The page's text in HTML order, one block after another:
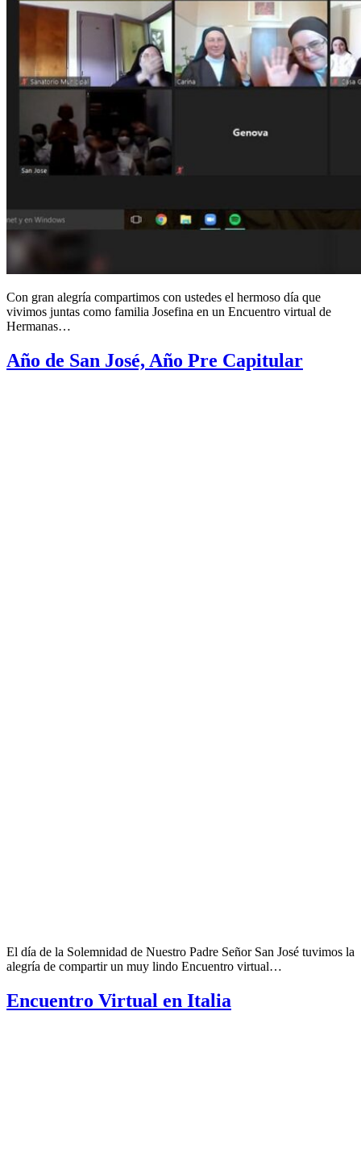
Con gran alegría compartimos con ustedes el hermoso día que
vivimos juntas como familia Josefina en un Encuentro virtual de
Hermanas…
Año de San José, Año Pre Capitular
El día de la Solemnidad de Nuestro Padre Señor San José tuvimos la
alegría de compartir un muy lindo Encuentro virtual…
Encuentro Virtual en Italia